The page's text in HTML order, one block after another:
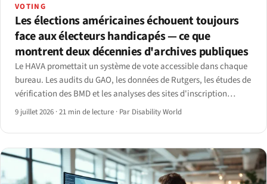
VOTING
Les élections américaines échouent toujours
face aux électeurs handicapés — ce que
montrent deux décennies d'archives publiques
Le HAVA promettait un système de vote accessible dans chaque
bureau. Les audits du GAO, les données de Rutgers, les études de
vérification des BMD et les analyses des sites d'inscription
montrent l'écart qui subsiste — et les échéances web du Titre II
9 juillet 2026 ·21 min de lecture · Par Disability World